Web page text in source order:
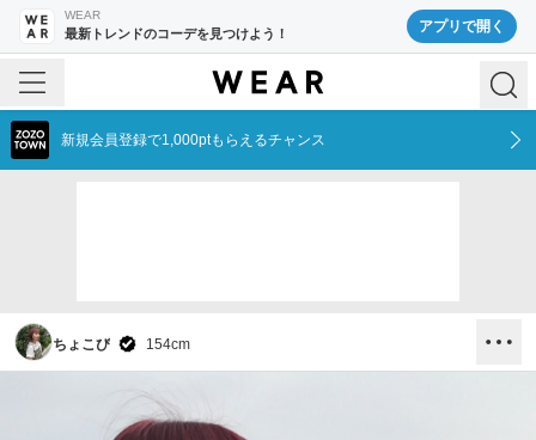
WEAR
最新トレンドのコーデを見つけよう！ アプリで開く
新規会員登録で1,000ptもらえるチャンス
ちょこび 154cm